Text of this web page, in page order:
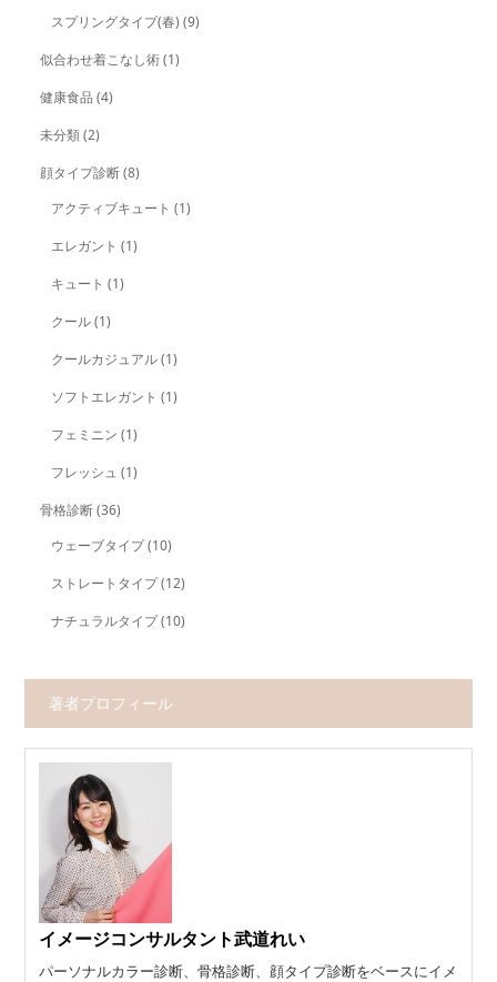
スプリングタイプ(春) (9)
似合わせ着こなし術(1)
健康食品 (4)
未分類(2)
顔タイプ診断(8)
アクティブキュート (1)
エレガント (1)
キュート (1)
クール(1)
クールカジュアル(1)
ソフトエレガント (1)
フェミニン (1)
フレッシュ (1)
骨格診断(36)
ウェーブタイプ(10)
ストレートタイプ(12)
ナチュラルタイプ(10)
著者プロフィール
イメージコンサルタント武道れい
パーソナルカラー診断、骨格診断、顔タイプ診断をベースにイメ